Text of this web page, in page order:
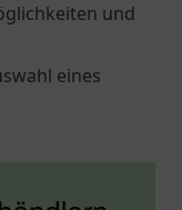
und
eines